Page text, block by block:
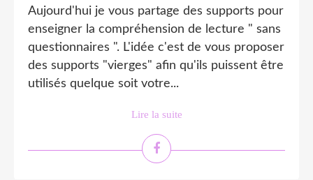
Aujourd'hui je vous partage des supports pour
enseigner la compréhension de lecture " sans
questionnaires ". L'idée c'est de vous proposer
des supports "vierges" afin qu'ils puissent être
utilisés quelque soit votre...
Lire la suite